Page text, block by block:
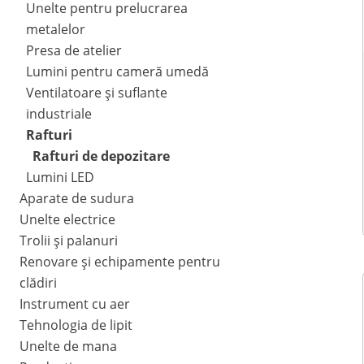
Unelte pentru prelucrarea
metalelor
Presa de atelier
Lumini pentru cameră umedă
Ventilatoare și suflante
industriale
Rafturi
Rafturi de depozitare
Lumini LED
Aparate de sudura
Unelte electrice
Trolii și palanuri
Renovare și echipamente pentru
clădiri
Instrument cu aer
Tehnologia de lipit
Unelte de mana